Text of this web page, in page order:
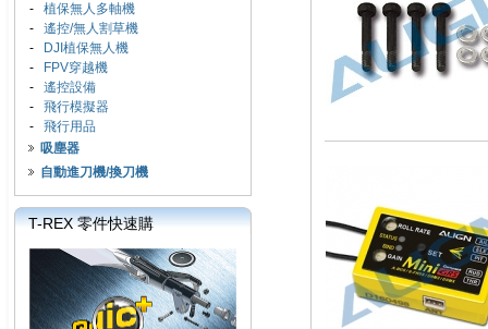
- 植保無人多軸機
- 遙控/無人割草機
-
DJI植保無人機
-
FPV穿越機
- 遙控設備
- 飛行模擬器
- 飛行用品
吸塵器
自動進刀機/換刀機
T-REX 零件快速購